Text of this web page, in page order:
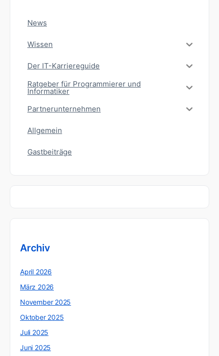
News
Wissen
Der IT-Karriereguide
Ratgeber für Programmierer und
Informatiker
Partnerunternehmen
Allgemein
Gastbeiträge
Archiv
April 2026
März 2026
November 2025
Oktober 2025
Juli 2025
Juni 2025